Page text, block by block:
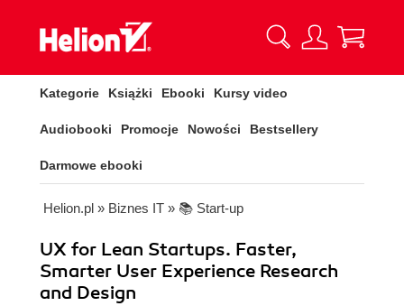
Kategorie Książki Ebooki Kursy video
Audiobooki Promocje Nowości Bestsellery
Darmowe ebooki
Helion.pl » Biznes IT » 📚 Start-up
UX for Lean Startups. Faster,
Smarter User Experience Research
and Design